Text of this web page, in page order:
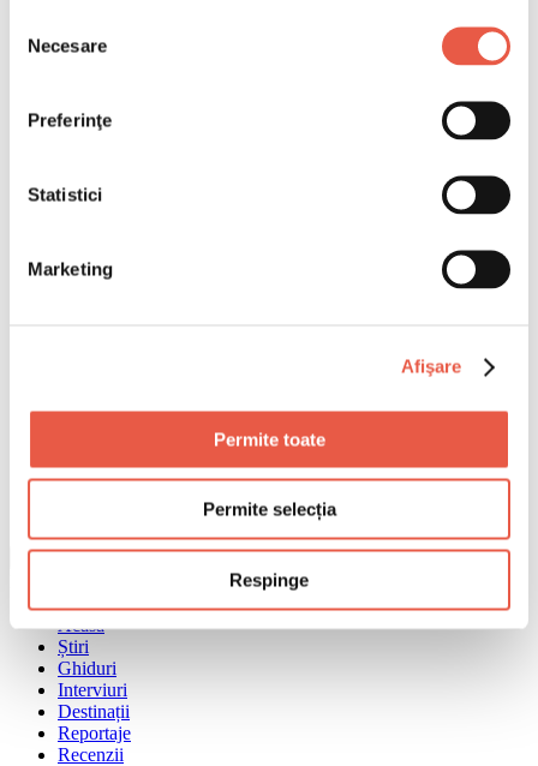
consimțământului
Necesare
Preferinţe
Statistici
Marketing
Afişare
Permite toate
Permite selecția
Respinge
Acasă
Știri
Ghiduri
Interviuri
Destinații
Reportaje
Recenzii